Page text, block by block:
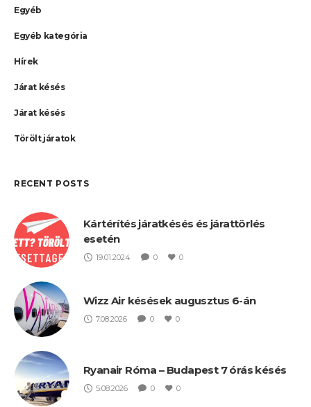
Egyéb
Egyéb kategória
Hírek
Járat késés
Járat késés
Törölt járatok
RECENT POSTS
Kártérítés járatkésés és járattörlés
esetén
19.01.2024 0 0
Wizz Air késések augusztus 6-án
7.08.2026 0 0
Ryanair Róma – Budapest 7 órás késés
5.08.2026 0 0